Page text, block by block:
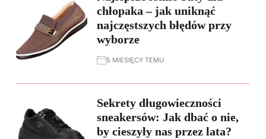
chłopaka – jak uniknąć
najczęstszych błędów przy
wyborze
5 MIESIĘCY TEMU
Sekrety długowieczności
sneakersów: Jak dbać o nie,
by cieszyły nas przez lata?